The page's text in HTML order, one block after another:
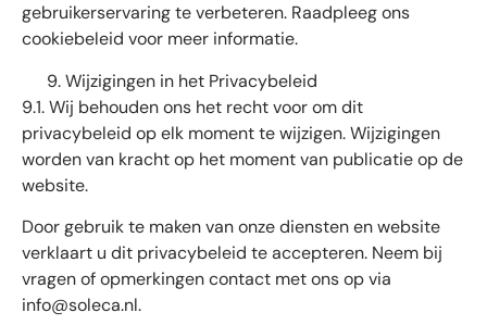
gebruikerservaring te verbeteren. Raadpleeg ons
cookiebeleid voor meer informatie.
Wijzigingen in het Privacybeleid
9.1. Wij behouden ons het recht voor om dit
privacybeleid op elk moment te wijzigen. Wijzigingen
worden van kracht op het moment van publicatie op de
website.
Door gebruik te maken van onze diensten en website
verklaart u dit privacybeleid te accepteren. Neem bij
vragen of opmerkingen contact met ons op via
info@soleca.nl.